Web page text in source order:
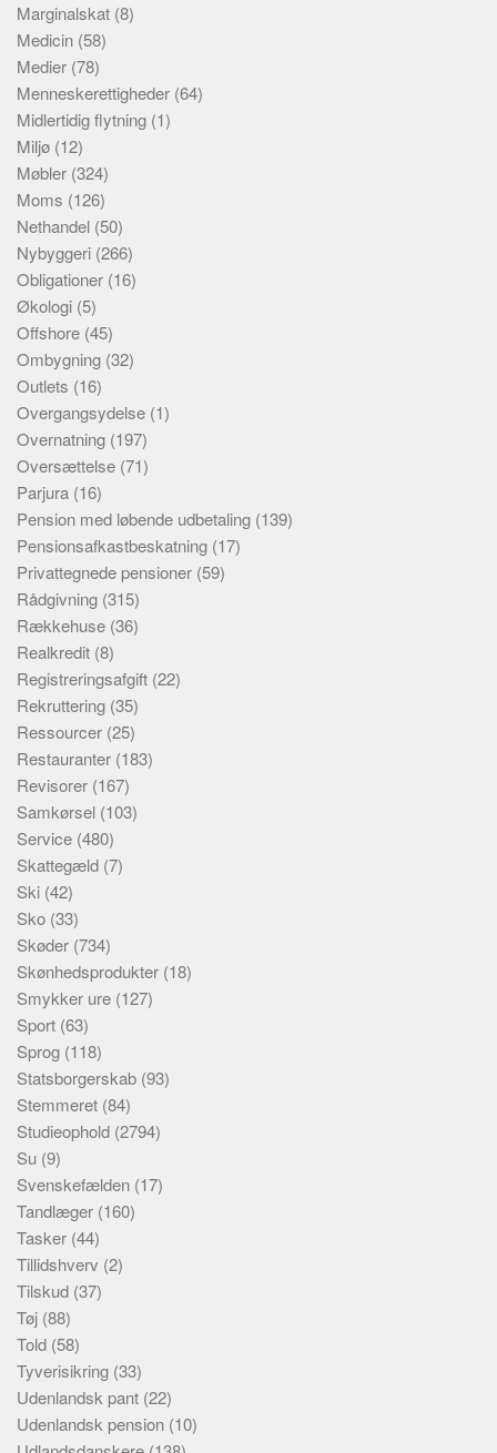
Marginalskat (8)
Medicin (58)
Medier (78)
Menneskerettigheder (64)
Midlertidig flytning (1)
Miljø (12)
Møbler (324)
Moms (126)
Nethandel (50)
Nybyggeri (266)
Obligationer (16)
Økologi (5)
Offshore (45)
Ombygning (32)
Outlets (16)
Overgangsydelse (1)
Overnatning (197)
Oversættelse (71)
Parjura (16)
Pension med løbende udbetaling (139)
Pensionsafkastbeskatning (17)
Privattegnede pensioner (59)
Rådgivning (315)
Rækkehuse (36)
Realkredit (8)
Registreringsafgift (22)
Rekruttering (35)
Ressourcer (25)
Restauranter (183)
Revisorer (167)
Samkørsel (103)
Service (480)
Skattegæld (7)
Ski (42)
Sko (33)
Skøder (734)
Skønhedsprodukter (18)
Smykker ure (127)
Sport (63)
Sprog (118)
Statsborgerskab (93)
Stemmeret (84)
Studieophold (2794)
Su (9)
Svenskefælden (17)
Tandlæger (160)
Tasker (44)
Tillidshverv (2)
Tilskud (37)
Tøj (88)
Told (58)
Tyverisikring (33)
Udenlandsk pant (22)
Udenlandsk pension (10)